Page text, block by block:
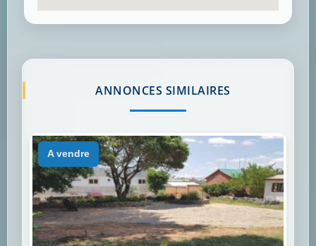
ANNONCES SIMILAIRES
a vendre